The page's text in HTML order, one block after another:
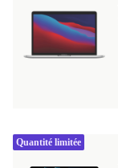
Quantité limitée